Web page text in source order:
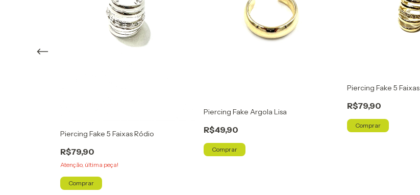
Piercing Fake 5 Faixas Ródio
R$79,90
Atenção, última peça!
Comprar
Piercing Fake Argola Lisa
R$49,90
Comprar
Piercing Fake 5 Faixas
R$79,90
Comprar